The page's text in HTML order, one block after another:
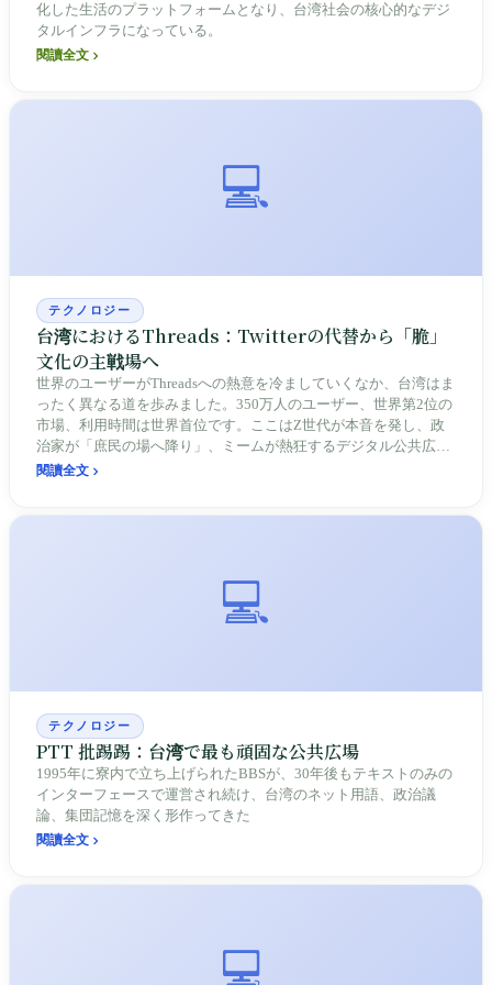
化した生活のプラットフォームとなり、台湾社会の核心的なデジ
タルインフラになっている。
閱讀全文
💻
テクノロジー
台湾におけるThreads：Twitterの代替から「脆」
文化の主戦場へ
世界のユーザーがThreadsへの熱意を冷ましていくなか、台湾はま
ったく異なる道を歩みました。350万人のユーザー、世界第2位の
市場、利用時間は世界首位です。ここはZ世代が本音を発し、政
治家が「庶民の場へ降り」、ミームが熱狂するデジタル公共広場
となり、台湾のソーシャルメディア生態系を再定義しています。
閱讀全文
💻
テクノロジー
PTT 批踢踢：台湾で最も頑固な公共広場
1995年に寮内で立ち上げられたBBSが、30年後もテキストのみの
インターフェースで運営され続け、台湾のネット用語、政治議
論、集団記憶を深く形作ってきた
閱讀全文
💻